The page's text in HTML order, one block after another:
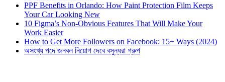
PPF Benefits in Orlando: How Paint Protection Film Keeps
Your Car Looking New
10 Figma’s Non-Obvious Features That Will Make Your
Work Easier
How to Get More Followers on Facebook: 15+ Ways (2024)
অসংখ্য পদে জনবল নিয়োগ দেবে বসুন্ধরা গ্রুপ